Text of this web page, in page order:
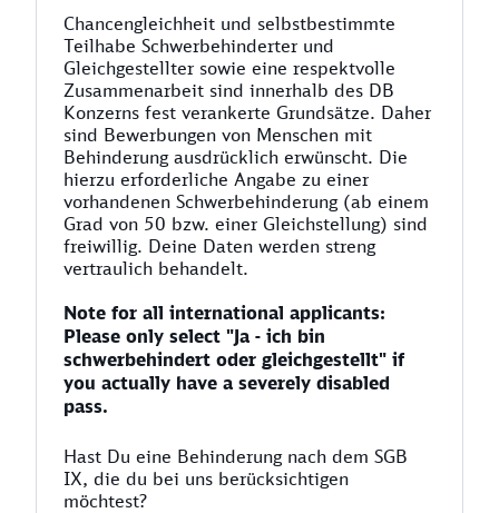
Chancengleichheit und selbstbestimmte
Teilhabe Schwerbehinderter und
Gleichgestellter sowie eine respektvolle
Zusammenarbeit sind innerhalb des DB
Konzerns fest verankerte Grundsätze. Daher
sind Bewerbungen von Menschen mit
Behinderung ausdrücklich erwünscht. Die
hierzu erforderliche Angabe zu einer
vorhandenen Schwerbehinderung (ab einem
Grad von 50 bzw. einer Gleichstellung) sind
freiwillig. Deine Daten werden streng
vertraulich behandelt.
Note for all international applicants:
Please only select "Ja - ich bin
schwerbehindert oder gleichgestellt" if
you actually have a severely disabled
pass.
Hast Du eine Behinderung nach dem SGB
IX, die du bei uns berücksichtigen
möchtest?